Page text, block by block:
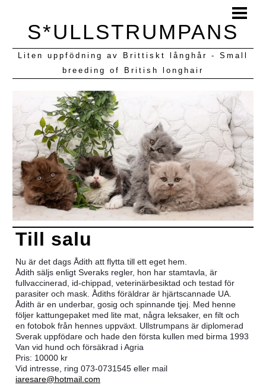
BLOGG
KULLAR VI HAFT
S*ULLSTRUMPANS
Liten uppfödning av Brittiskt långhår - Small
breeding of British longhair
Till salu
Nu är det dags Ådith att flytta till ett eget hem.
Ådith säljs enligt Sveraks regler, hon har stamtavla, är
fullvaccinerad, id-chippad, veterinärbesiktad och testad för
parasiter och mask. Ådiths föräldrar är hjärtscannade UA.
Ådith är en underbar, gosig och spinnande tjej. Med henne
följer kattungepaket med lite mat, några leksaker, en filt och
en fotobok från hennes uppväxt. Ullstrumpans är diplomerad
Sverak uppfödare och hade den första kullen med birma 1993
Van vid hund och försäkrad i Agria
Pris: 10000 kr
Vid intresse, ring 073-0731545 eller mail
iaresare@hotmail.com